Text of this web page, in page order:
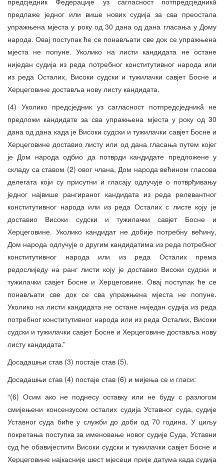
предлаже једног или више нових судија за сва преостала
упражњена мјеста у року од 30 дана од дана гласања у Дому
народа. Овај поступак ће се понављати све док се упражњена
мјеста не попуне. Уколико на листи кандидата не остане
ниједан судија из реда потребног конститутивног народа или
из реда Осталих, Високи судски и тужилачки савјет Босне и
Херцеговине доставља нову листу кандидата.
(4) Уколико предсједник уз сагласност потпредсједникâ не
предложи кандидате за сва упражњена мјеста у року од 30
дана од дана када је Високи судски и тужилачки савјет Босне и
Херцеговине доставио листу или од дана гласања путем којег
је Дом народа одбио да потврди кандидате предложене у
складу са ставом (2) овог члана, Дом народа већином гласова
делегата који су присутни и гласају одлучује о потврђивању
једног највише рангираног кандидата из реда релевантног
конститутивног народа или из реда Осталих с листе коју је
доставио Високи судски и тужилачки савјет Босне и
Херцеговине. Уколико кандидат не добије потребну већину,
Дом народа одлучује о другим кандидатима из реда потребног
конститутивног народа или из реда Осталих према
редослиједу на ранг листи коју је доставио Високи судски и
тужилачки савјет Босне и Херцеговине. Овај поступак ће се
понављати све док се сва упражњена мјеста не попуне.
Уколико на листи кандидата не остане ниједан судија из реда
потребног конститутивног народа или из реда Осталих, Високи
судски и тужилачки савјет Босне и Херцеговине доставља нову
листу кандидата.”
Досадашњи став (3) постаје став (5).
Досадашњи став (4) постаје став (6) и мијења се и гласи:
“(6) Осим ако не поднесу оставку или не буду с разлогом
смијењени консензусом осталих судија Уставног суда, судије
Уставног суда биће у служби до доби од 70 година. У циљу
покретања поступка за именовање новог судије Суда, Уставни
суд ће обавијестити Високи судски и тужилачки савјет Босне и
Херцеговине најкасније шест мјесеци прије датума када судија